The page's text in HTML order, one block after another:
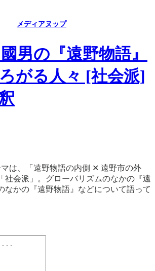
メディアヌップ
男の『遠野物語』
がる人々 [社会派]
は、「遠野物語の内側 ✕ 遠野市の外
社会派」。グローバリズムのなかの『遠
なかの『遠野物語』などについて語って